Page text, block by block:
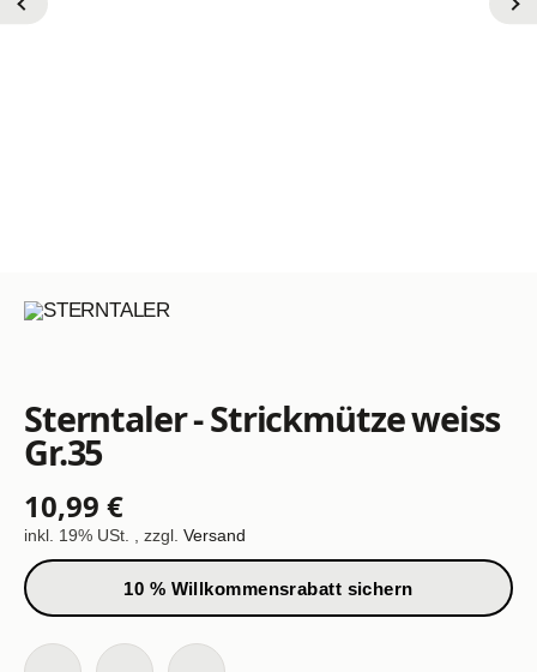
Sterntaler - Strickmütze weiss
Gr.35
10,99 €
inkl. 19% USt. , zzgl. Versand
10 % Willkommensrabatt sichern